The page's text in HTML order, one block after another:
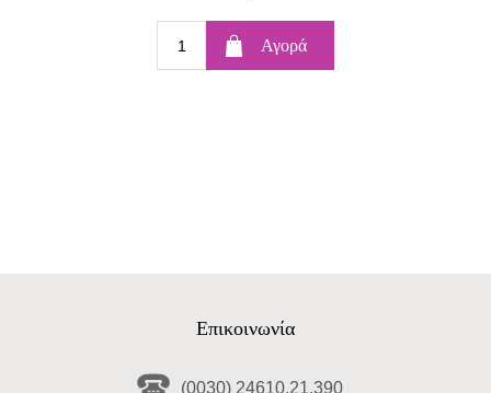
Επικοινωνία
(0030) 24610.21.390